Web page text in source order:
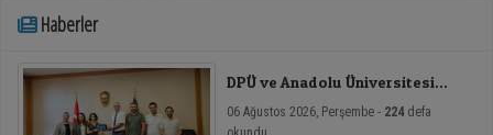
Haberler
DPÜ ve Anadolu Üniversitesi
Toplantısı
06 Ağustos 2026, Perşembe - 224defa